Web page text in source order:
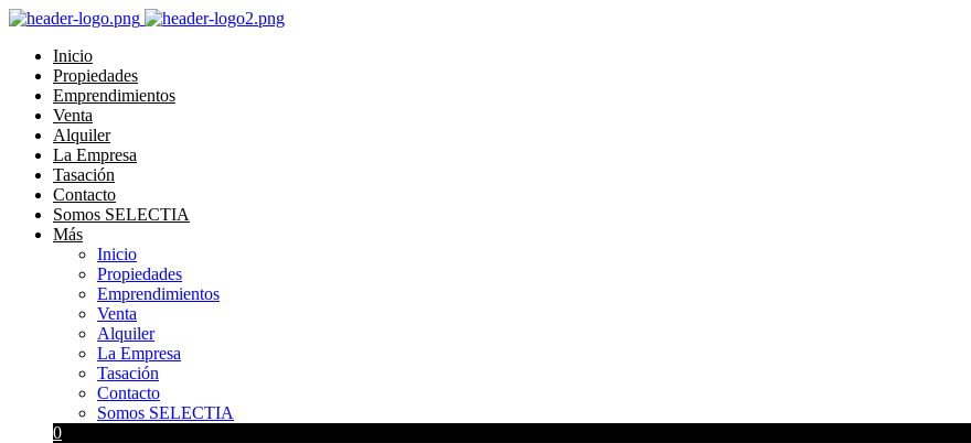
Inicio
Propiedades
Emprendimientos
Venta
Alquiler
La Empresa
Tasación
Contacto
Somos SELECTIA
Más
Inicio
Propiedades
Emprendimientos
Venta
Alquiler
La Empresa
Tasación
Contacto
Somos SELECTIA
0